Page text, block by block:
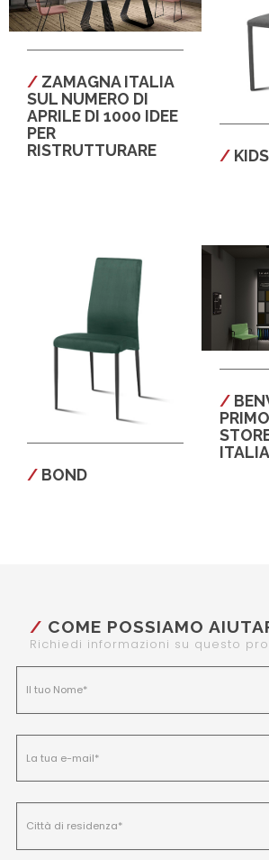
ZAMAGNA ITALIA
SUL NUMERO DI
APRILE DI 1000 IDEE
PER
RISTRUTTURARE
KIDS
BOND
ITALIA
COME POSSIAMO
Richiedi informazioni su questo